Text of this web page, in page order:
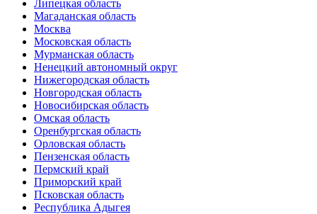
Липецкая область
Магаданская область
Москва
Московская область
Мурманская область
Ненецкий автономный округ
Нижегородская область
Новгородская область
Новосибирская область
Омская область
Оренбургская область
Орловская область
Пензенская область
Пермский край
Приморский край
Псковская область
Республика Адыгея